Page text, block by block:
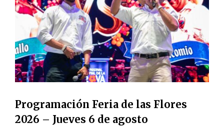
Programación Feria de las Flores
2026 – Jueves 6 de agosto